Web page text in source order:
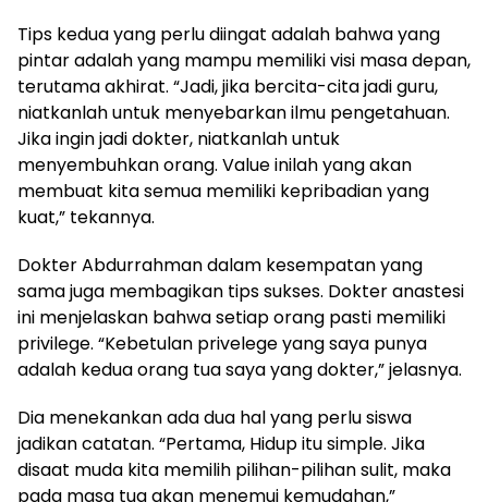
Tips kedua yang perlu diingat adalah bahwa yang
pintar adalah yang mampu memiliki visi masa depan,
terutama akhirat. “Jadi, jika bercita-cita jadi guru,
niatkanlah untuk menyebarkan ilmu pengetahuan.
Jika ingin jadi dokter, niatkanlah untuk
menyembuhkan orang. Value inilah yang akan
membuat kita semua memiliki kepribadian yang
kuat,” tekannya.
Dokter Abdurrahman dalam kesempatan yang
sama juga membagikan tips sukses. Dokter anastesi
ini menjelaskan bahwa setiap orang pasti memiliki
privilege. “Kebetulan privelege yang saya punya
adalah kedua orang tua saya yang dokter,” jelasnya.
Dia menekankan ada dua hal yang perlu siswa
jadikan catatan. “Pertama, Hidup itu simple. Jika
disaat muda kita memilih pilihan-pilihan sulit, maka
pada masa tua akan menemui kemudahan,”